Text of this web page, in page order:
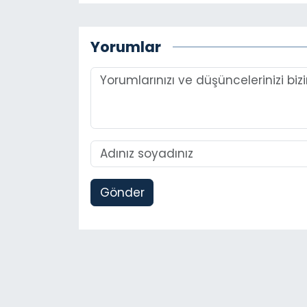
Yorumlar
Gönder